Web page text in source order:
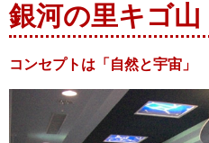
銀河の里キゴ山
コンセプトは「自然と宇宙」